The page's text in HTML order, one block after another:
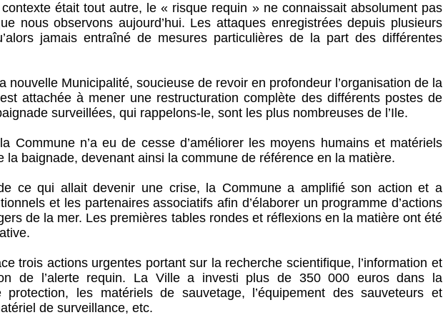
était tout autre, le « risque requin » ne connaissait absolument pas
nous observons aujourd’hui. Les attaques enregistrées depuis plusieurs
jamais entraîné de mesures particulières de la part des différentes
nouvelle Municipalité, soucieuse de revoir en profondeur l’organisation de la
attachée à mener une restructuration complète des différents postes de
surveillées, qui rappelons-le, sont les plus nombreuses de l’Ile.
Commune n’a eu de cesse d’améliorer les moyens humains et matériels
la baignade, devenant ainsi la commune de référence en la matière.
ce qui allait devenir une crise, la Commune a amplifié son action et a
et les partenaires associatifs afin d’élaborer un programme d’actions
de la mer. Les premières tables rondes et réflexions en la matière ont été
trois actions urgentes portant sur la recherche scientifique, l’information et
de l’alerte requin. La Ville a investi plus de 350 000 euros dans la
les matériels de sauvetage, l’équipement des sauveteurs et
de surveillance, etc.